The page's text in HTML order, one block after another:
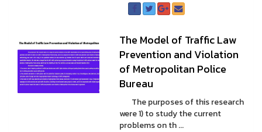
The Model of Traffic Law
Prevention and Violation
of Metropolitan Police
Bureau
The purposes of this research
were 1) to study the current
problems on th ...